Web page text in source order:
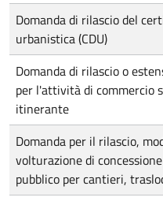
Domanda di rilascio del
urbanistica (CDU)
Domanda di rilascio o
per l'attività di commercio
itinerante
Domanda per il rilascio,
volturazione di
pubblico per cantieri,